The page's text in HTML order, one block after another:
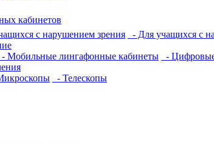
кабинетов
с нарушением зрения - Для учащихся с
- Мобильные лингафонные кабинеты
-
- Телескопы